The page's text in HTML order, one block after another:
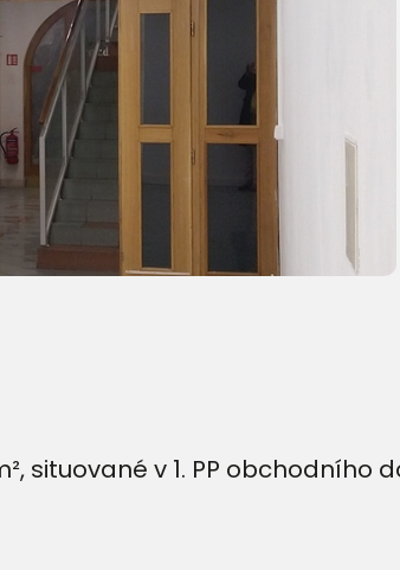
situované v 1. PP obchodního